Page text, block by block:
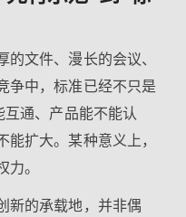
文件、漫长的会议、
争中，标准已经不只是
互通、产品能不能认
扩大。某种意义上，
。
新的承载地，并非偶